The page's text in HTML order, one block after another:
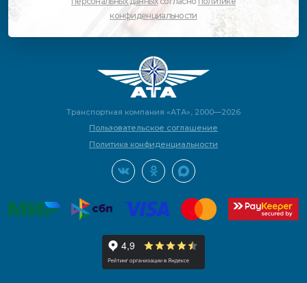
конфиденциальности
Транспортная компания «АТА», 2000—2026
Пользовательское соглашение
Политика конфиденциальности